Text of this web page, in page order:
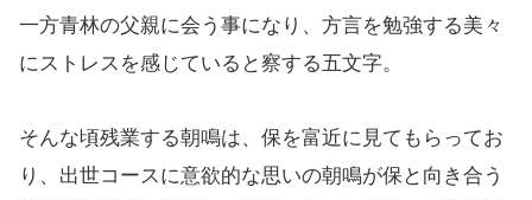
一方青林の父親に会う事になり、方言を勉強する美々
にストレスを感じていると察する五文字。
そんな頃残業する朝鳴は、保を富近に見てもらってお
り、出世コースに意欲的な思いの朝鳴が保と向き合う